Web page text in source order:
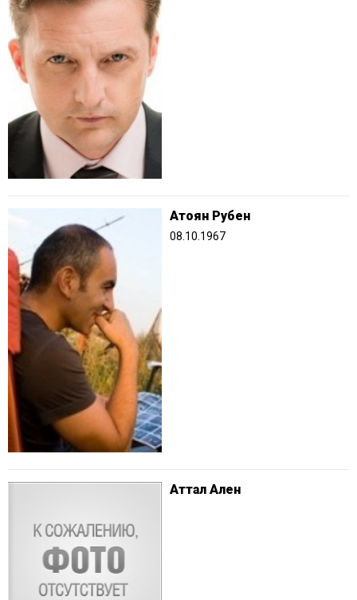
Атоян Рубен
08.10.1967
Аттал Ален